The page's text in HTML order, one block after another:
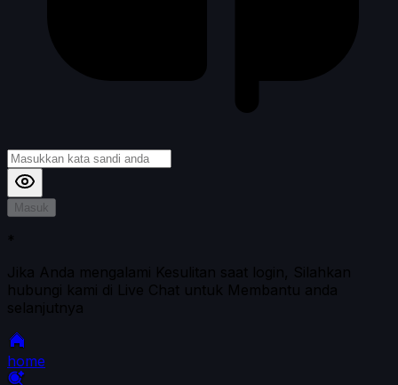
Masuk
*
Jika Anda mengalami Kesulitan saat login, Silahkan
hubungi kami di Live Chat untuk Membantu anda
selanjutnya
home